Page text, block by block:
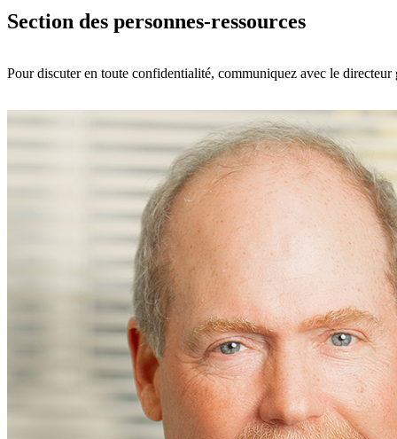
Section des personnes-ressources
Pour discuter en toute confidentialité, communiquez avec le